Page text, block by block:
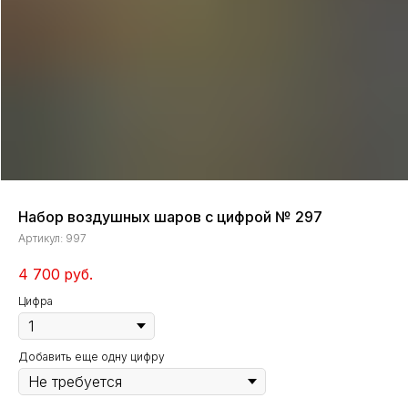
Набор воздушных шаров с цифрой № 297
Артикул: 997
4 700 руб.
Цифра
Добавить еще одну цифру